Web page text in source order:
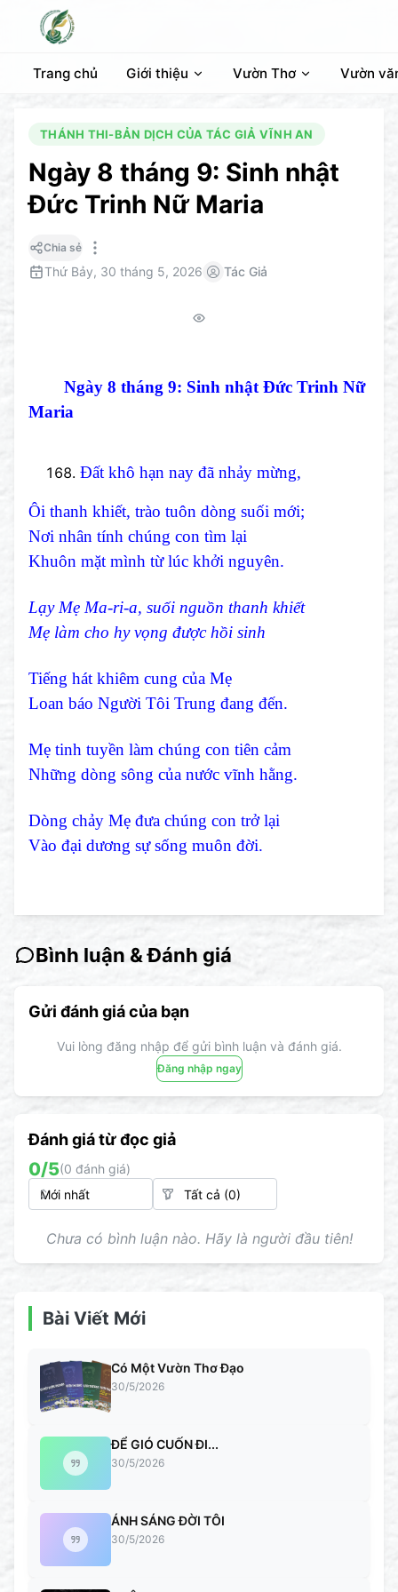
Trang chủ Giới thiệu Vườn Thơ Vườn
THÁNH THI-BẢN DỊCH CỦA TÁC GIẢ VĨNH AN
Ngày 8 tháng 9: Sinh nhật
Đức Trinh Nữ Maria
Chia sẻ
Thứ Bảy, 30 tháng 5, 2026 Tác Giả
Ngày 8 tháng 9: Sinh nhật Đức Trinh Nữ
Maria
Đất khô hạn nay đã nhảy mừng,
Ôi thanh khiết, trào tuôn dòng suối mới;
Nơi nhân tính chúng con tìm lại
Khuôn mặt mình từ lúc khởi nguyên.
Lạy Mẹ Ma-ri-a, suối nguồn thanh khiết
Mẹ làm cho hy vọng được hồi sinh
Tiếng hát khiêm cung của Mẹ
Loan báo Người Tôi Trung đang đến.
Mẹ tinh tuyền làm chúng con tiên cảm
Những dòng sông của nước vĩnh hằng.
Dòng chảy Mẹ đưa chúng con trở lại
Vào đại dương sự sống muôn đời.
Bình luận & Đánh giá
Gửi đánh giá của bạn
Vui lòng đăng nhập để gửi bình luận và đánh giá.
Đăng nhập ngay
Đánh giá từ đọc giả
0/5(0 đánh giá)
Chưa có bình luận nào. Hãy là người đầu tiên!
Bài Viết Mới
Có Một Vườn Thơ Đạo
30/5/2026
ĐỂ GIÓ CUỐN ĐI...
30/5/2026
ÁNH SÁNG ĐỜI TÔI
30/5/2026